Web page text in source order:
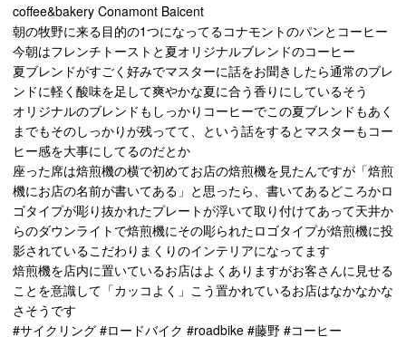
coffee&bakery Conamont Baicent
朝の牧野に来る目的の1つになってるコナモントのパンとコーヒー
今朝はフレンチトーストと夏オリジナルブレンドのコーヒー
夏ブレンドがすごく好みでマスターに話をお聞きしたら通常のブレ
ンドに軽く酸味を足して爽やかな夏に合う香りにしているそう
オリジナルのブレンドもしっかりコーヒーでこの夏ブレンドもあく
までもそのしっかりが残ってて、という話をするとマスターもコー
ヒー感を大事にしてるのだとか
座った席は焙煎機の横で初めてお店の焙煎機を見たんですが「焙煎
機にお店の名前が書いてある」と思ったら、書いてあるどころかロ
ゴタイプが彫り抜かれたプレートが浮いて取り付けてあって天井か
らのダウンライトで焙煎機にその彫られたロゴタイプが焙煎機に投
影されているこだわりまくりのインテリアになってます
焙煎機を店内に置いているお店はよくありますがお客さんに見せる
ことを意識して「カッコよく」こう置かれているお店はなかなかな
さそうです
#サイクリング #ロードバイク #roadbike #藤野 #コーヒー